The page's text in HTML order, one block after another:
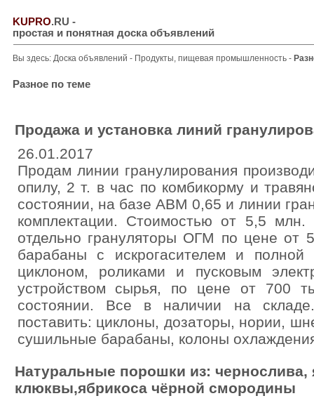
KUPRO.RU -
простая и понятная доска объявлений
Вы здесь: Доска объявлений - Продукты, пищевая промышленность -
Разное по теме
Продажа и установка линий
26.01.2017
Продам линии гранулирования
опилу, 2 т. в час по комбикорму и
состоянии, на базе АВМ 0,65 и линии
комплектации. Стоимостью от 5,5
отдельно грануляторы ОГМ по цене от
барабаны с искрогасителем и полной
циклоном, роликами и пусковым
устройством сырья, по цене от 700
состоянии. Все в наличии на
поставить: циклоны, дозаторы, нории,
сушильные барабаны, колоны
Натуральные порошки из: чернослива,
клюквы,ябрикоса чёрной смородины